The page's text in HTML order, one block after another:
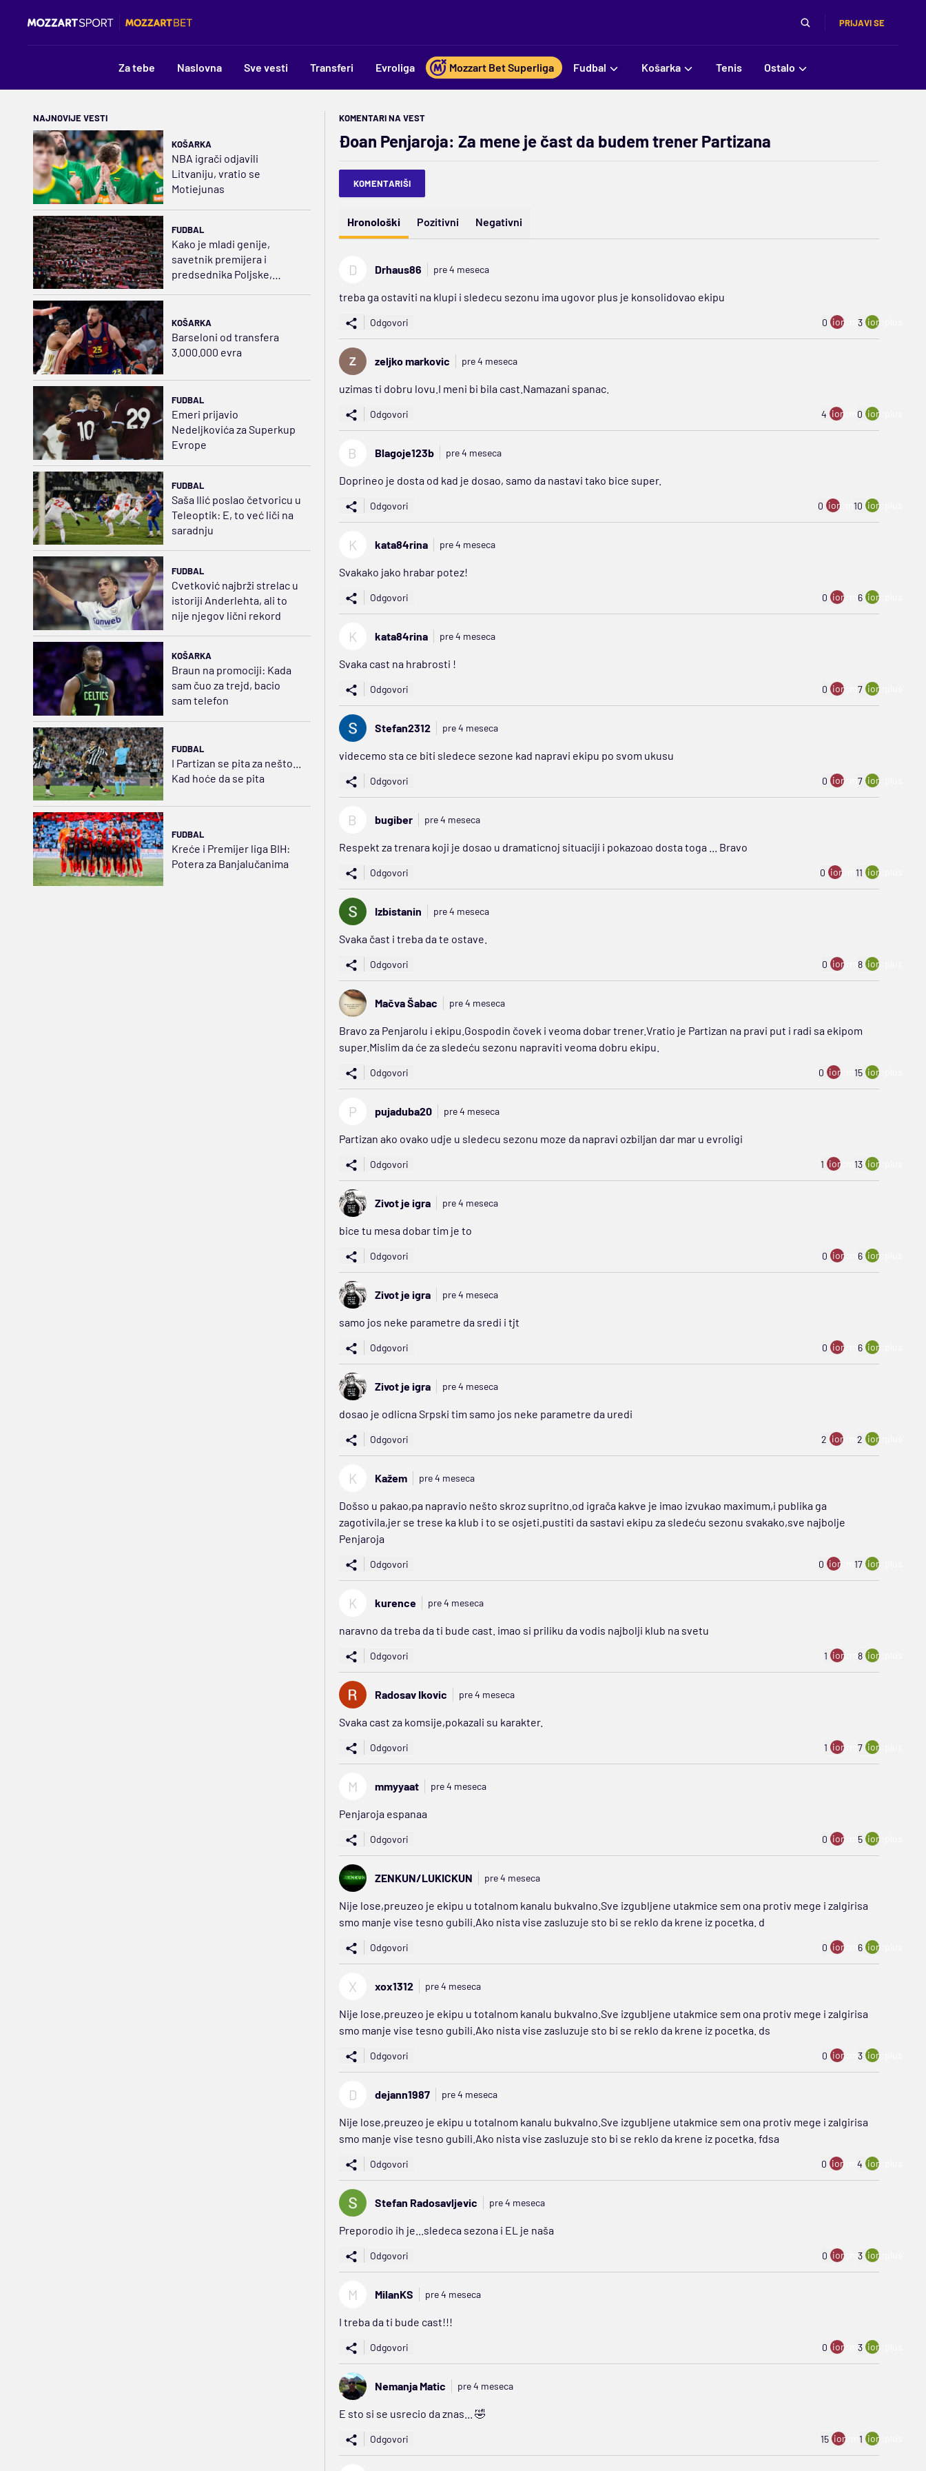
PRIJAVI SE
Za tebe Naslovna Sve vesti Transferi Evroliga Mozzart Bet Superliga Fudbal Košarka Tenis Ostalo
NAJNOVIJE VESTI
KOŠARKA
NBA igrači odjavili
Litvaniju, vratio se
Motiejunas
FUDBAL
Kako je mladi genije,
savetnik premijera i
predsednika Poljske,
KOŠARKA
Barseloni od transfera
3.000.000 evra
FUDBAL
Emeri prijavio
Nedeljkovića za Superkup
Evrope
FUDBAL
Saša Ilić poslao četvoricu u
Teleoptik: E, to već liči na
saradnju
FUDBAL
Cvetković najbrži strelac u
istoriji Anderlehta, ali to
nije njegov lični rekord
KOŠARKA
Braun na promociji: Kada
sam čuo za trejd, bacio
sam telefon
FUDBAL
I Partizan se pita za nešto...
Kad hoće da se pita
FUDBAL
Kreće i Premijer liga BIH:
Potera za Banjalučanima
KOMENTARI NA VEST
Đoan Penjaroja: Za mene je čast da budem trener Partizana
KOMENTARIŠI
Hronološki Pozitivni Negativni
D Drhaus86 pre 4 meseca
treba ga ostaviti na klupi i sledecu sezonu ima ugovor plus je konsolidovao ekipu
Odgovori 0 ion:minus
3 ion:plus
zeljko markovic pre 4 meseca
uzimas ti dobru lovu.I meni bi bila cast.Namazani spanac.
Odgovori 4 ion:minus
0 ion:plus
B Blagoje123b pre 4 meseca
Doprineo je dosta od kad je dosao, samo da nastavi tako bice super.
Odgovori 0 ion:minus
10 ion:plus
K kata84rina pre 4 meseca
Svakako jako hrabar potez!
Odgovori 0 ion:minus
6 ion:plus
K kata84rina pre 4 meseca
Svaka cast na hrabrosti !
Odgovori 0 ion:minus
7 ion:plus
Stefan2312 pre 4 meseca
videcemo sta ce biti sledece sezone kad napravi ekipu po svom ukusu
Odgovori 0 ion:minus
7 ion:plus
B bugiber pre 4 meseca
Respekt za trenara koji je dosao u dramaticnoj situaciji i pokazoao dosta toga ... Bravo
Odgovori 0 ion:minus
11 ion:plus
Izbistanin pre 4 meseca
Svaka čast i treba da te ostave.
Odgovori 0 ion:minus
8 ion:plus
Mačva Šabac pre 4 meseca
Bravo za Penjarolu i ekipu.Gospodin čovek i veoma dobar trener.Vratio je Partizan na pravi put i radi sa ekipom
super.Mislim da će za sledeću sezonu napraviti veoma dobru ekipu.
Odgovori 0 ion:minus
15 ion:plus
P pujaduba20 pre 4 meseca
Partizan ako ovako udje u sledecu sezonu moze da napravi ozbiljan dar mar u evroligi
Odgovori 1 ion:minus
13 ion:plus
Zivot je igra pre 4 meseca
bice tu mesa dobar tim je to
Odgovori 0 ion:minus
6 ion:plus
Zivot je igra pre 4 meseca
samo jos neke parametre da sredi i tjt
Odgovori 0 ion:minus
6 ion:plus
Zivot je igra pre 4 meseca
dosao je odlicna Srpski tim samo jos neke parametre da uredi
Odgovori 2 ion:minus
2 ion:plus
K Kažem pre 4 meseca
Došso u pakao,pa napravio nešto skroz supritno.od igrača kakve je imao izvukao maximum,i publika ga
zagotivila,jer se trese ka klub i to se osjeti.pustiti da sastavi ekipu za sledeću sezonu svakako,sve najbolje
Penjaroja
Odgovori 0 ion:minus
17 ion:plus
K kurence pre 4 meseca
naravno da treba da ti bude cast. imao si priliku da vodis najbolji klub na svetu
Odgovori 1 ion:minus
8 ion:plus
Radosav Ikovic pre 4 meseca
Svaka cast za komsije,pokazali su karakter.
Odgovori 1 ion:minus
7 ion:plus
M mmyyaat pre 4 meseca
Penjaroja espanaa
Odgovori 0 ion:minus
5 ion:plus
ZENKUN/LUKICKUN pre 4 meseca
Nije lose,preuzeo je ekipu u totalnom kanalu bukvalno.Sve izgubljene utakmice sem ona protiv mege i zalgirisa
smo manje vise tesno gubili.Ako nista vise zasluzuje sto bi se reklo da krene iz pocetka. d
Odgovori 0 ion:minus
6 ion:plus
X xox1312 pre 4 meseca
Nije lose,preuzeo je ekipu u totalnom kanalu bukvalno.Sve izgubljene utakmice sem ona protiv mege i zalgirisa
smo manje vise tesno gubili.Ako nista vise zasluzuje sto bi se reklo da krene iz pocetka. ds
Odgovori 0 ion:minus
3 ion:plus
D dejann1987 pre 4 meseca
Nije lose,preuzeo je ekipu u totalnom kanalu bukvalno.Sve izgubljene utakmice sem ona protiv mege i zalgirisa
smo manje vise tesno gubili.Ako nista vise zasluzuje sto bi se reklo da krene iz pocetka. fdsa
Odgovori 0 ion:minus
4 ion:plus
Stefan Radosavljevic pre 4 meseca
Preporodio ih je...sledeca sezona i EL je naša
Odgovori 0 ion:minus
3 ion:plus
M MilanKS pre 4 meseca
I treba da ti bude cast!!!
Odgovori 0 ion:minus
3 ion:plus
Nemanja Matic pre 4 meseca
E sto si se usrecio da znas... 🤣
Odgovori 15 ion:minus
1 ion:plus